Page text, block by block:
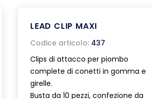
LEAD CLIP MAXI
Codice articolo: 437
Clips di attacco per piombo
complete di conetti in gomma e
girelle.
Busta da 10 pezzi, confezione da